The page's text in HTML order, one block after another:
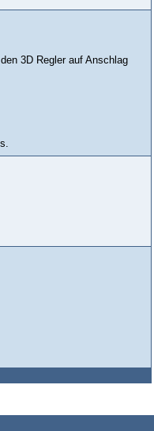
3D Regler auf Anschlag